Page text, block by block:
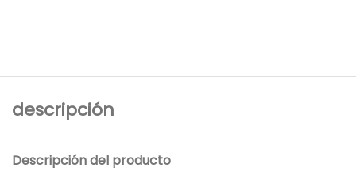
descripción
Descripción del producto